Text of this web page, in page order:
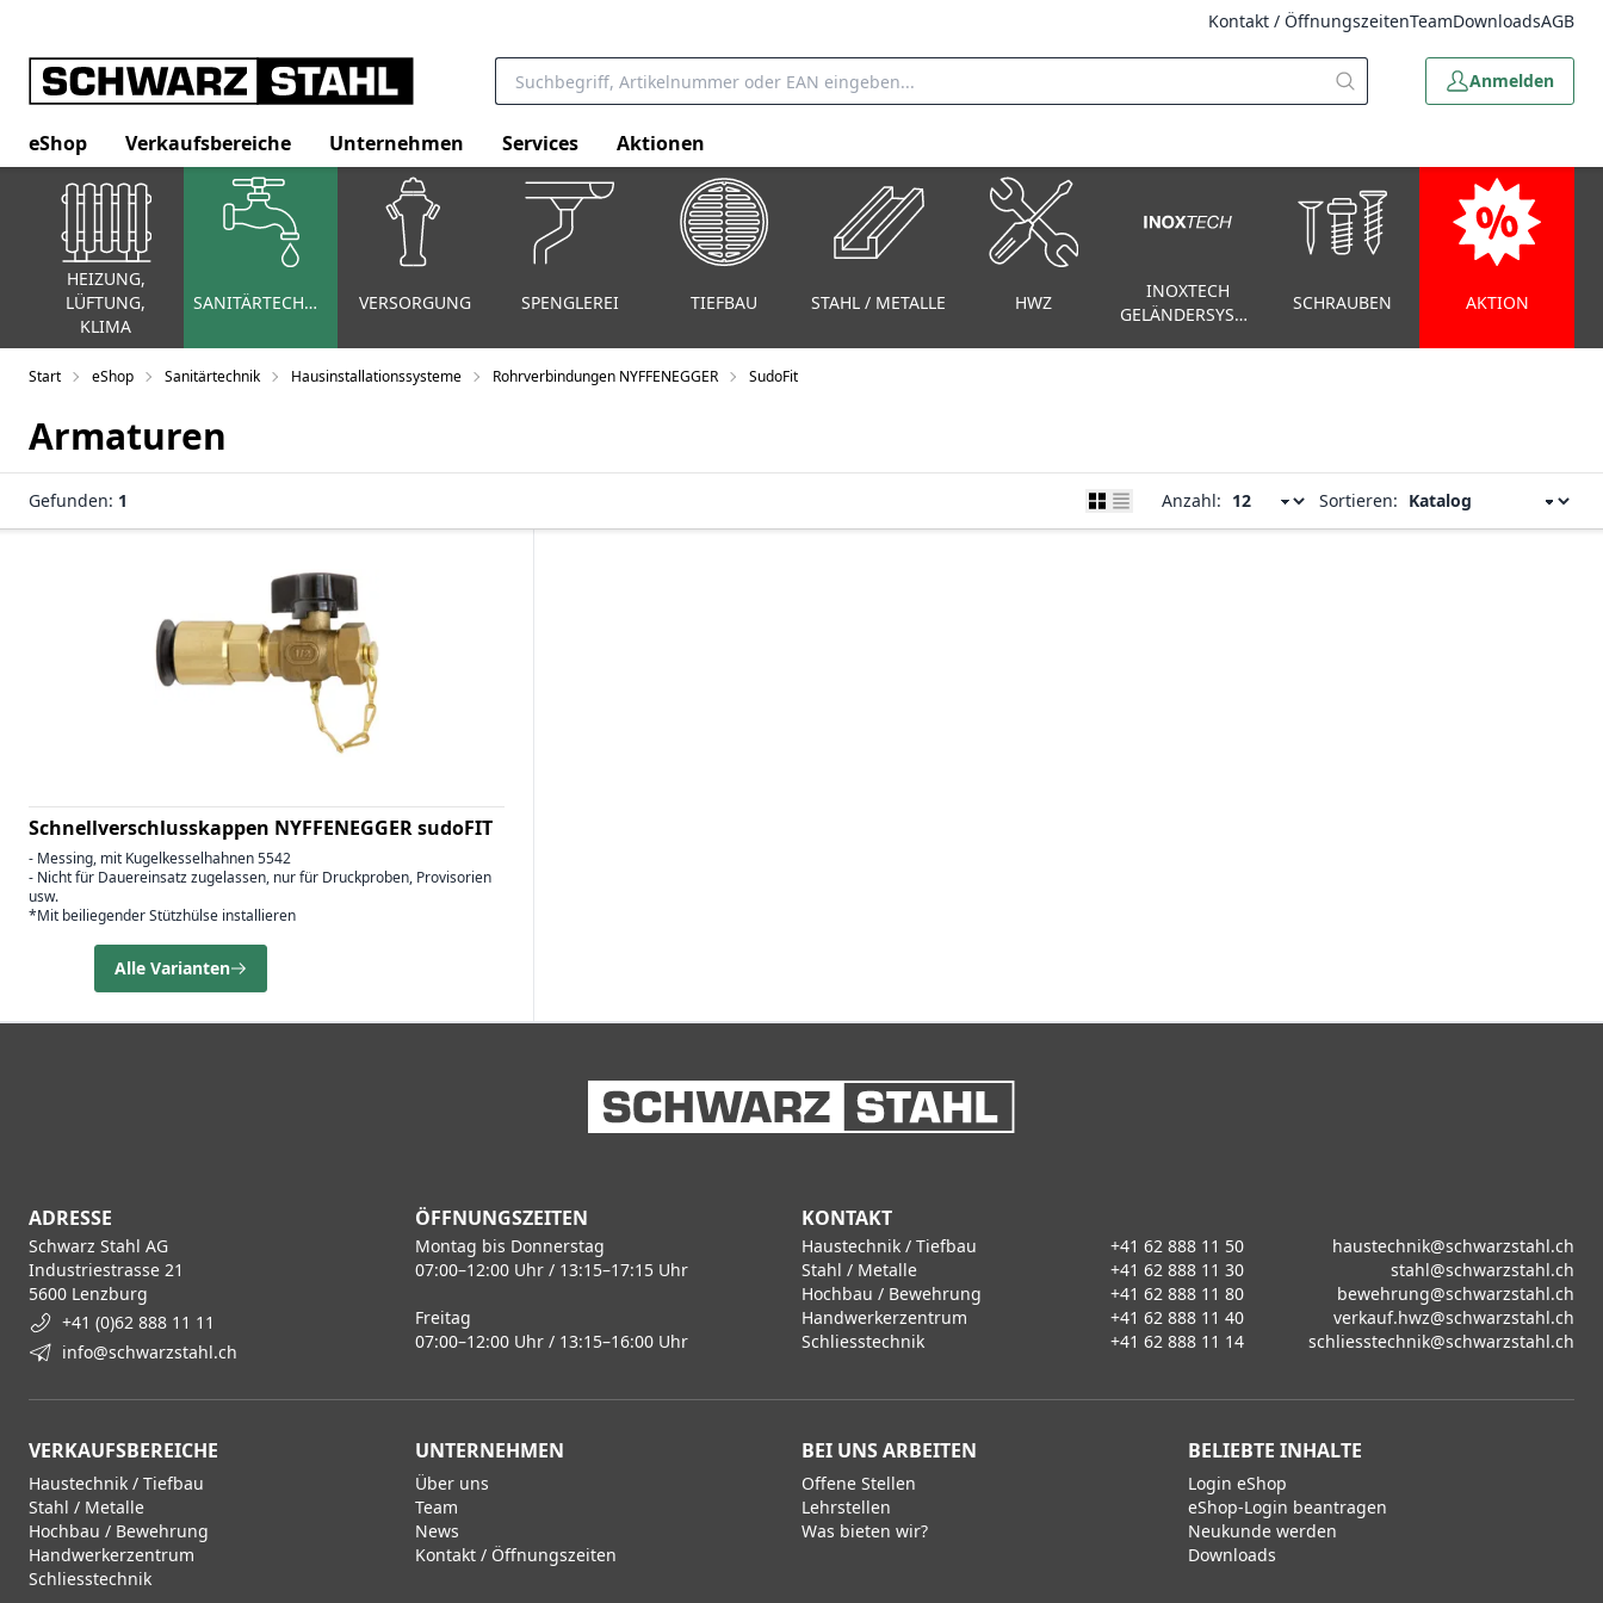
Kontakt / ÖffnungszeitenTeamDownloadsAGB
Anmelden
eShop Verkaufsbereiche Unternehmen Services Aktionen
HEIZUNG,
LÜFTUNG,
KLIMA
SANITÄRTECHNIK VERSORGUNG SPENGLEREI TIEFBAU STAHL / METALLE HWZ
INOXTECH
GELÄNDERSYSTEM
SCHRAUBEN AKTION
Start eShop Sanitärtechnik Hausinstallationssysteme Rohrverbindungen NYFFENEGGER SudoFit
Armaturen
Gefunden: 1 Anzahl: Sortieren:
Schnellverschlusskappen NYFFENEGGER sudoFIT
- Messing, mit Kugelkesselhahnen 5542
- Nicht für Dauereinsatz zugelassen, nur für Druckproben, Provisorien
usw.
*Mit beiliegender Stützhülse installieren
Alle Varianten
ADRESSE
Schwarz Stahl AG
Industriestrasse 21
5600 Lenzburg
+41 (0)62 888 11 11
info@schwarzstahl.ch
ÖFFNUNGSZEITEN
Montag bis Donnerstag
07:00–12:00 Uhr / 13:15–17:15 Uhr
Freitag
07:00–12:00 Uhr / 13:15–16:00 Uhr
KONTAKT
Haustechnik / Tiefbau +41 62 888 11 50
haustechnik@schwarzstahl.ch
Stahl / Metalle
+41 62 888 11 30
stahl@schwarzstahl.ch
Hochbau / Bewehrung
+41 62 888 11 80
bewehrung@schwarzstahl.ch
Handwerkerzentrum
+41 62 888 11 40
verkauf.hwz@schwarzstahl.ch
Schliesstechnik
+41 62 888 11 14 schliesstechnik@schwarzstahl.ch
VERKAUFSBEREICHE
Haustechnik / Tiefbau
Stahl / Metalle
Hochbau / Bewehrung
Handwerkerzentrum
Schliesstechnik
UNTERNEHMEN
Über uns
Team
News
Kontakt / Öffnungszeiten
BEI UNS ARBEITEN
Offene Stellen
Lehrstellen
Was bieten wir?
BELIEBTE INHALTE
Login eShop
eShop-Login beantragen
Neukunde werden
Downloads